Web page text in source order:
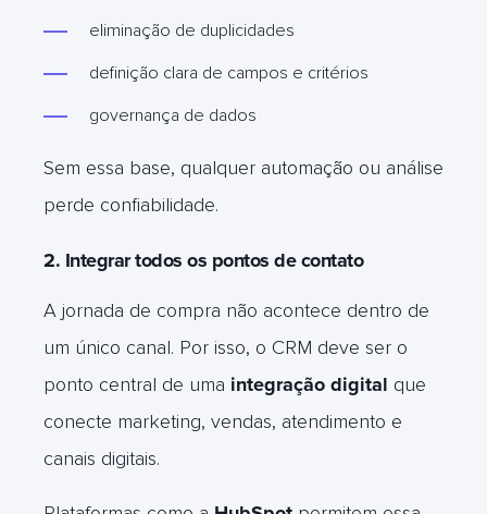
eliminação de duplicidades
definição clara de campos e critérios
governança de dados
Sem essa base, qualquer automação ou análise
perde confiabilidade.
2. Integrar todos os pontos de contato
A jornada de compra não acontece dentro de
um único canal. Por isso, o CRM deve ser o
ponto central de uma integração digital que
conecte marketing, vendas, atendimento e
canais digitais.